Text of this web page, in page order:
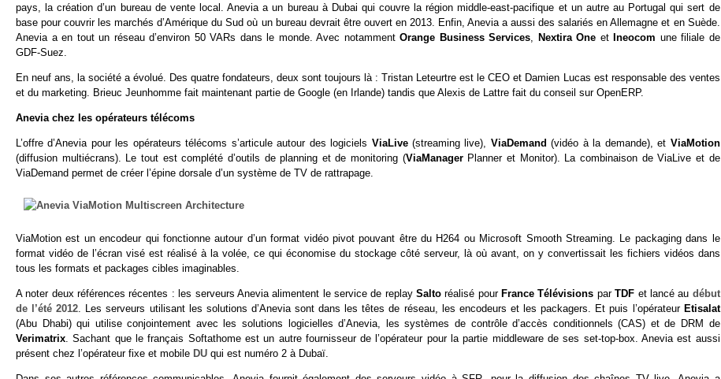
pays, la création d’un bureau de vente local. Anevia a un bureau à Dubai qui couvre la région middle-east-pacifique et un autre au Portugal qui sert de
base pour couvrir les marchés d’Amérique du Sud où un bureau devrait être ouvert en 2013. Enfin, Anevia a aussi des salariés en Allemagne et en Suède.
Anevia a en tout un réseau d’environ 50 VARs dans le monde. Avec notammentOrange Business Services, Nextira One et Ineocom une filiale de
GDF-Suez.
En neuf ans, la société a évolué. Des quatre fondateurs, deux sont toujours là : Tristan Leteurtre est le CEO et Damien Lucas est responsable des ventes
et du marketing. Brieuc Jeunhomme fait maintenant partie de Google (en Irlande) tandis que Alexis de Lattre fait du conseil sur OpenERP.
Anevia chez les opérateurs télécoms
L’offre d’Anevia pour les opérateurs télécoms s’articule autour des logiciels ViaLive (streaming live), ViaDemand(vidéo à la demande), et ViaMotion
(diffusion multiécrans). Le tout est complété d’outils de planning et de monitoring (ViaManager Planner et Monitor). La combinaison de ViaLive et de
ViaDemand permet de créer l’épine dorsale d’un système de TV de rattrapage.
ViaMotion est un encodeur qui fonctionne autour d’un format vidéo pivot pouvant être du H264 ou Microsoft Smooth Streaming. Le packaging dans le
format vidéo de l’écran visé est réalisé à la volée, ce qui économise du stockage côté serveur, là où avant, on y convertissait les fichiers vidéos dans
tous les formats et packages cibles imaginables.
A noter deux références récentes : les serveurs Anevia alimentent le service de replaySaltoréalisé pour France Télévisions parTDF et lancé au début
de l’été 2012 . Les serveurs utilisant les solutions d’Anevia sont dans les têtes de réseau, les encodeurs et les packagers. Et puis l’opérateur Etisalat
(Abu Dhabi) qui utilise conjointement avec les solutions logicielles d’Anevia, les systèmes de contrôle d’accès conditionnels (CAS) et de DRM de
Verimatrix . Sachant que le français Softathome est un autre fournisseur de l’opérateur pour la partie middleware de ses set-top-box. Anevia est aussi
présent chez l’opérateur fixe et mobile DU qui est numéro 2 à Dubaï.